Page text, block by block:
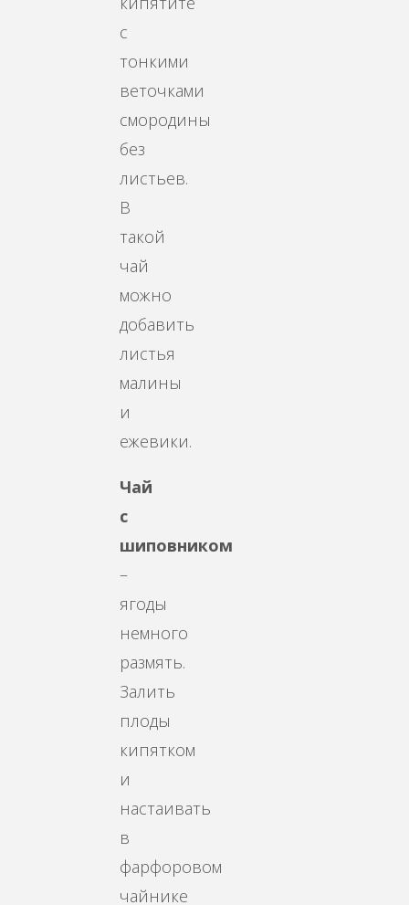
с
тонкими
веточками
смородины
без
листьев.
В
такой
чай
можно
добавить
листья
малины
и
ежевики.
Чай
с
шиповником
–
ягоды
немного
размять.
Залить
плоды
кипятком
и
настаивать
в
фарфоровом
чайнике